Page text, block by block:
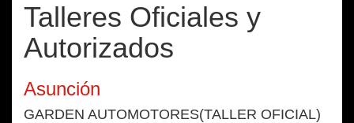
Talleres Oficiales y
Autorizados
Asunción
GARDEN AUTOMOTORES(TALLER OFICIAL)